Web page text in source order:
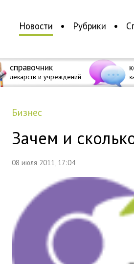
Новости Рубрики
справочник
лекарств и учреждений
бизнес
Зачем и
08 июля 2011, 17:04